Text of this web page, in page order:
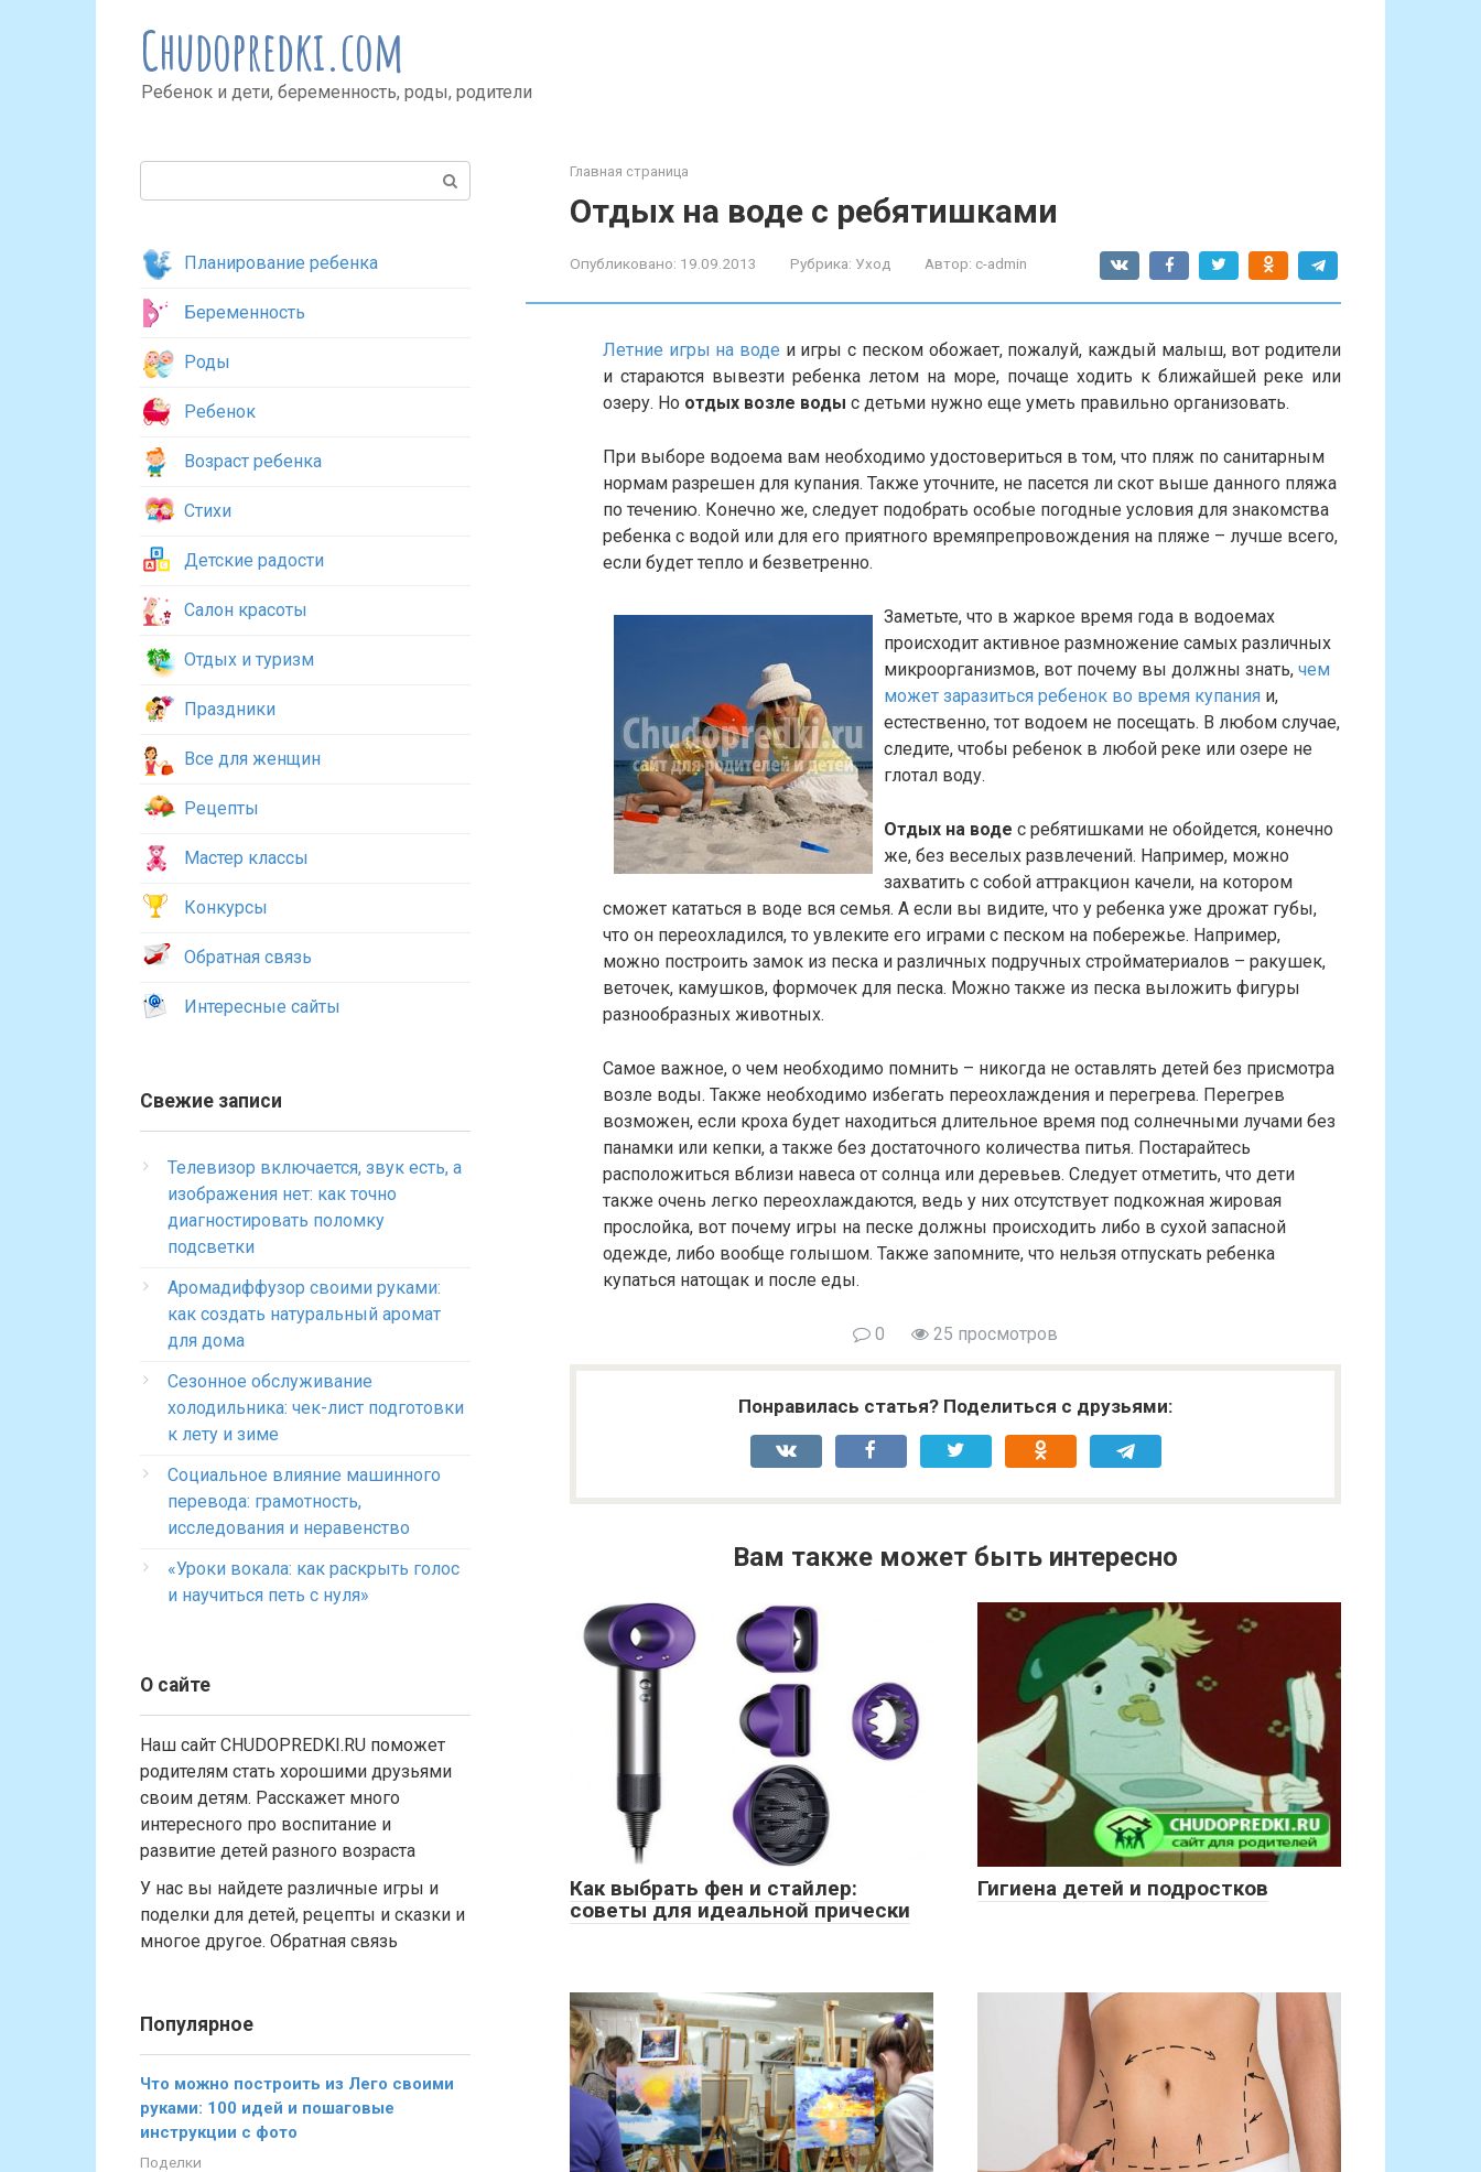
Chudopredki.com
Ребенок и дети, беременность, роды, родители
Главная страница
Отдых на воде с ребятишками
Опубликовано: 19.09.2013 Рубрика: Уход Автор: c-admin
Летние игры на воде и игры с песком обожает, пожалуй, каждый малыш, вот родители
и стараются вывезти ребенка летом на море, почаще ходить к ближайшей реке или
озеру. Но отдых возле воды с детьми нужно еще уметь правильно организовать.
При выборе водоема вам необходимо удостовериться в том, что пляж по санитарным
нормам разрешен для купания. Также уточните, не пасется ли скот выше данного пляжа
по течению. Конечно же, следует подобрать особые погодные условия для знакомства
ребенка с водой или для его приятного времяпрепровождения на пляже – лучше всего,
если будет тепло и безветренно.
Заметьте, что в жаркое время года в водоемах
происходит активное размножение самых различных
микроорганизмов, вот почему вы должны знать, чем
может заразиться ребенок во время купания и,
естественно, тот водоем не посещать. В любом случае,
следите, чтобы ребенок в любой реке или озере не
глотал воду.
Отдых на воде с ребятишками не обойдется, конечно
же, без веселых развлечений. Например, можно
захватить с собой аттракцион качели, на котором
сможет кататься в воде вся семья. А если вы видите, что у ребенка уже дрожат губы,
что он переохладился, то увлеките его играми с песком на побережье. Например,
можно построить замок из песка и различных подручных стройматериалов – ракушек,
веточек, камушков, формочек для песка. Можно также из песка выложить фигуры
разнообразных животных.
Самое важное, о чем необходимо помнить – никогда не оставлять детей без присмотра
возле воды. Также необходимо избегать переохлаждения и перегрева. Перегрев
возможен, если кроха будет находиться длительное время под солнечными лучами без
панамки или кепки, а также без достаточного количества питья. Постарайтесь
расположиться вблизи навеса от солнца или деревьев. Следует отметить, что дети
также очень легко переохлаждаются, ведь у них отсутствует подкожная жировая
прослойка, вот почему игры на песке должны происходить либо в сухой запасной
одежде, либо вообще голышом. Также запомните, что нельзя отпускать ребенка
купаться натощак и после еды.
0 25 просмотров
Понравилась статья? Поделиться с друзьями:
Вам также может быть интересно
Как выбрать фен и стайлер:
советы для идеальной прически
Гигиена детей и подростков
Планирование ребенка
Беременность
Роды
Ребенок
Возраст ребенка
Стихи
Детские радости
Салон красоты
Отдых и туризм
Праздники
Все для женщин
Рецепты
Мастер классы
Конкурсы
Обратная связь
Интересные сайты
Свежие записи
Телевизор включается, звук есть, а
изображения нет: как точно
диагностировать поломку
подсветки
Аромадиффузор своими руками:
как создать натуральный аромат
для дома
Сезонное обслуживание
холодильника: чек-лист подготовки
к лету и зиме
Социальное влияние машинного
перевода: грамотность,
исследования и неравенство
«Уроки вокала: как раскрыть голос
и научиться петь с нуля»
О сайте
Наш сайт CHUDOPREDKI.RU поможет
родителям стать хорошими друзьями
своим детям. Расскажет много
интересного про воспитание и
развитие детей разного возраста
У нас вы найдете различные игры и
поделки для детей, рецепты и сказки и
многое другое. Обратная связь
Популярное
Что можно построить из Лего своими
руками: 100 идей и пошаговые
инструкции с фото
Поделки